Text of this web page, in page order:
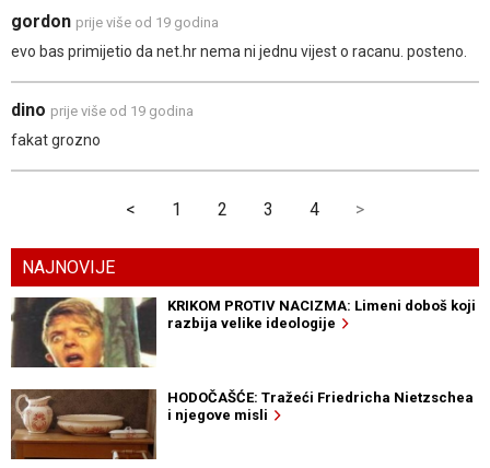
gordon prije više od 19 godina
evo bas primijetio da net.hr nema ni jednu vijest o racanu. posteno.
dino prije više od 19 godina
fakat grozno
< 1 2 3 4 >
NAJNOVIJE
KRIKOM PROTIV NACIZMA: Limeni doboš koji
razbija velike ideologije
HODOČAŠĆE: Tražeći Friedricha Nietzschea
i njegove misli